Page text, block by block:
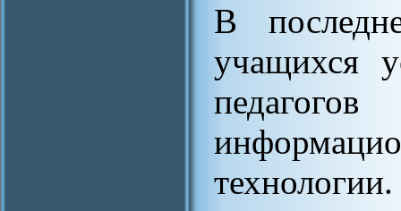
В
учащихся
технологии.